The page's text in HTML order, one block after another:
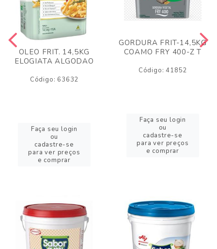
OLEO FRIT. 14,5KG
ELOGIATA ALGODAO
Código: 63632
Faça seu login
ou
cadastre-se
para ver preços
e comprar
GORDURA FRIT-14,5KG
COAMO FRY 400-Z T
Código: 41852
Faça seu login
ou
cadastre-se
para ver preços
e comprar